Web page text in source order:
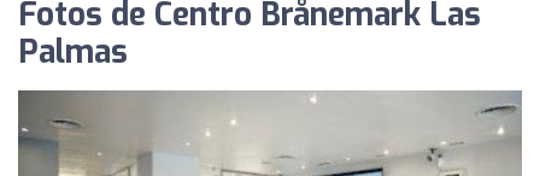
Fotos de Centro Brånemark Las
Palmas